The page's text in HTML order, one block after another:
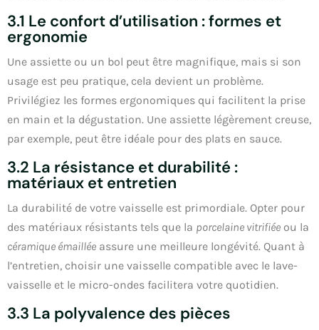
3.1 Le confort d’utilisation : formes et
ergonomie
Une assiette ou un bol peut être magnifique, mais si son
usage est peu pratique, cela devient un problème.
Privilégiez les formes ergonomiques qui facilitent la prise
en main et la dégustation. Une assiette légèrement creuse,
par exemple, peut être idéale pour des plats en sauce.
3.2 La résistance et durabilité :
matériaux et entretien
La durabilité de votre vaisselle est primordiale. Opter pour
des matériaux résistants tels que la porcelaine vitrifiée ou la
céramique émaillée assure une meilleure longévité. Quant à
l’entretien, choisir une vaisselle compatible avec le lave-
vaisselle et le micro-ondes facilitera votre quotidien.
3.3 La polyvalence des pièces